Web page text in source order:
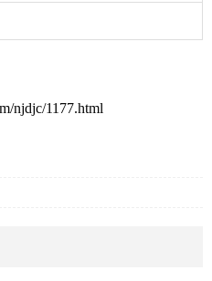
njdjc/1177.html